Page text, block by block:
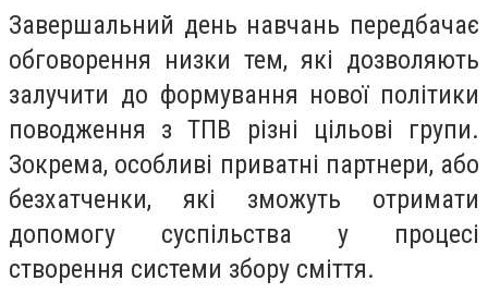
Завершальний день навчань передбачає
обговорення низки тем, які дозволяють
залучити до формування нової політики
поводження з ТПВ різні цільові групи.
Зокрема, особливі приватні партнери, або
безхатченки, які зможуть отримати
допомогу суспільства у процесі
створення системи збору сміття.